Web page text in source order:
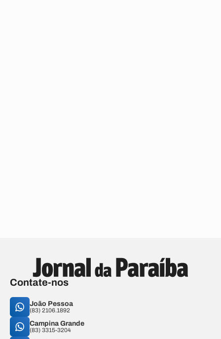
Contate-nos
João Pessoa
(83) 2106.1892
Campina Grande
(83) 3315-3204